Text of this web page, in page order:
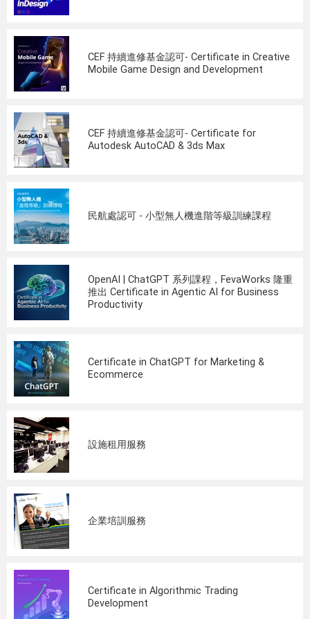
CEF 持續進修基金認可- Certificate in Creative
Mobile Game Design and Development
CEF 持續進修基金認可- Certificate for
Autodesk AutoCAD & 3ds Max
民航處認可 - 小型無人機進階等級訓練課程
OpenAI | ChatGPT 系列課程，FevaWorks 隆重
推出 Certificate in Agentic AI for Business
Productivity
Certificate in ChatGPT for Marketing &
Ecommerce
設施租用服務
企業培訓服務
Certificate in Algorithmic Trading
Development